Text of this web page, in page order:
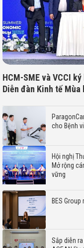
HCM-SME và VCCI
Diễn đàn Kinh tế Mùa
cho Bệnh
Hội nghị
Mở rộng
vững
BES
Sắp diễn